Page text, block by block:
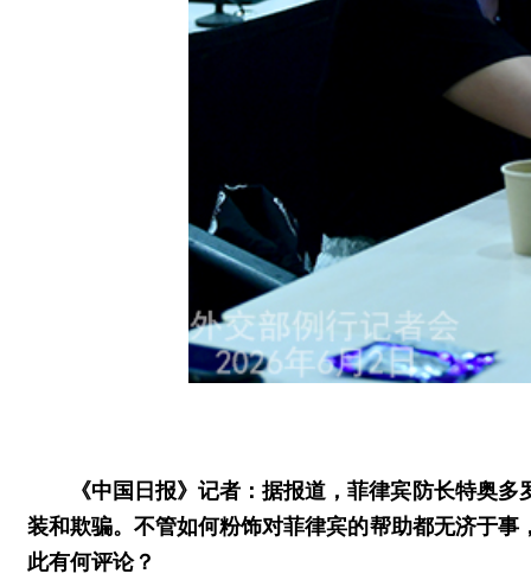
《中国日报》记者：据报道，菲律宾防长特奥
装和欺骗。不管如何粉饰对菲律宾的帮助都无济于
此有何评论？